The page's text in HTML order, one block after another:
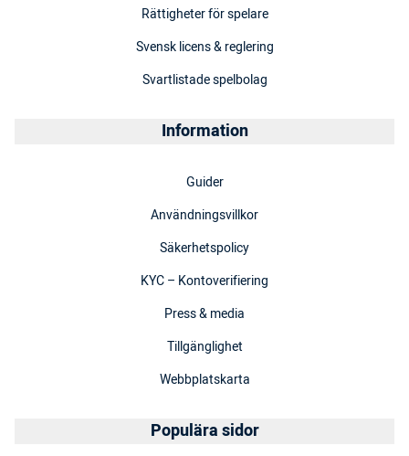
Rättigheter för spelare
Svensk licens & reglering
Svartlistade spelbolag
Information
Guider
Användningsvillkor
Säkerhetspolicy
KYC – Kontoverifiering
Press & media
Tillgänglighet
Webbplatskarta
Populära sidor